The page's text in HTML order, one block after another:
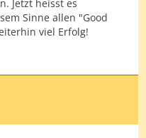
Jetzt heisst es
Sinne allen "Good
viel Erfolg!